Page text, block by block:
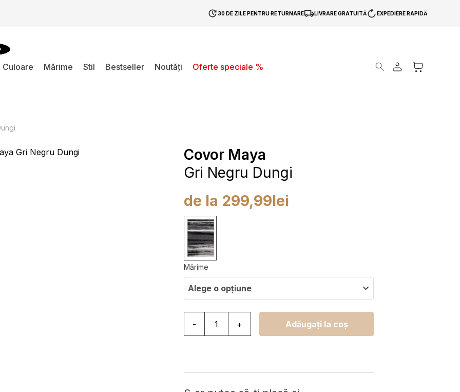
30 DE ZILE PENTRU RETURNARE LIVRARE GRATUITĂ EXPEDIERE RAPIDĂ
Culoare Mărime Stil Bestseller Noutăți Oferte speciale %
Products search
Covor Maya
Gri Negru Dungi
de la 299,99lei
Mărime
Alege o opțiune
- + Adăugați la coș